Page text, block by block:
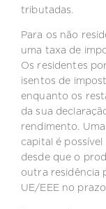
tributadas.
Para os não
uma taxa de
Os residentes
isentos de
enquanto os
da sua
rendimento.
capital é
desde que o
outra residência
UE/EEE no